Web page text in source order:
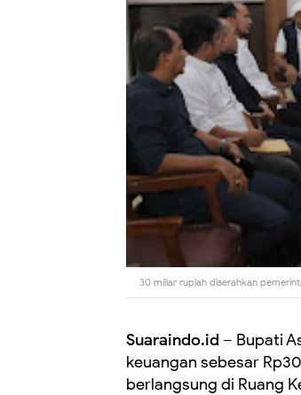
30 miliar rupiah diserahkan
Suaraindo.id – Bupati
keuangan sebesar
berlangsung di Ruang